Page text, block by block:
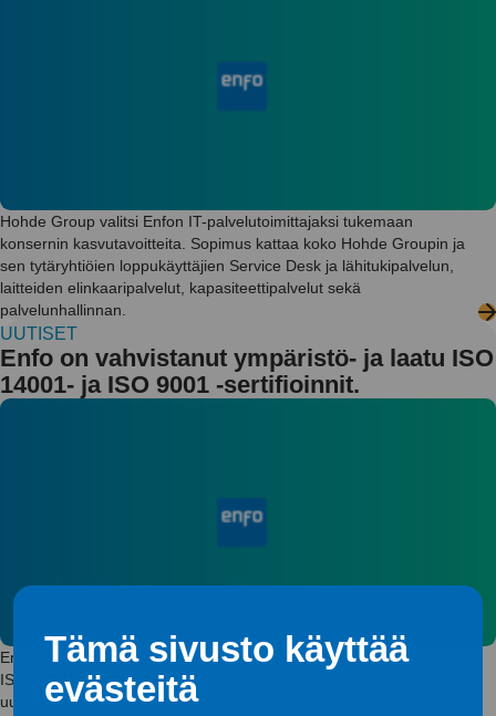
Tämä sivusto käyttää
evästeitä
Hohde Group valitsi Enfon IT-palvelutoimittajaksi tukemaan
konsernin kasvutavoitteita. Sopimus kattaa koko Hohde Groupin ja
sen tytäryhtiöien loppukäyttäjien Service Desk ja lähitukipalvelun,
laitteiden elinkaaripalvelut, kapasiteettipalvelut sekä
palvelunhallinnan.
UUTISET
Enfo on vahvistanut ympäristö- ja laatu ISO
14001- ja ISO 9001 -sertifioinnit.
Enfo on uusinut ympäristöjohtamisjärjestelmäänsä (EMS) koskevan
ISO 14001 -sertifioinnin ulkoisessa väliarvioinnissa. Samalla Enfo
uusi laatujohtamisjärjestelmäänsä (QMS) liittyvän ISO 9001 -